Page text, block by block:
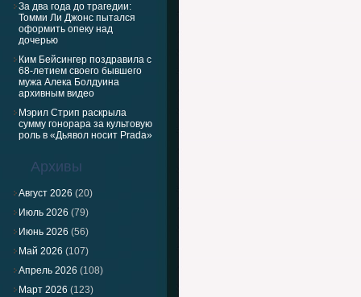
За два года до трагедии:
Томми Ли Джонс пытался
оформить опеку над
дочерью
Ким Бейсингер поздравила с
68-летием своего бывшего
мужа Алека Болдуина
архивным видео
Мэрил Стрип раскрыла
сумму гонорара за культовую
роль в «Дьявол носит Prada»
Архивы
Август 2026 (20)
Июль 2026 (79)
Июнь 2026 (56)
Май 2026 (107)
Апрель 2026 (108)
Март 2026 (123)